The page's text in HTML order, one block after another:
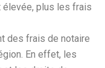
élevée, plus les frais
des frais de notaire
En effet, les